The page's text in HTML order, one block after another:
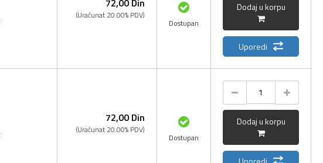
(Uračunat 20.00% PDV)
Dostupan
Dodaj u korpu
Uporedi
72,00 Din
(Uračunat 20.00% PDV)
Dostupan
Dodaj u korpu